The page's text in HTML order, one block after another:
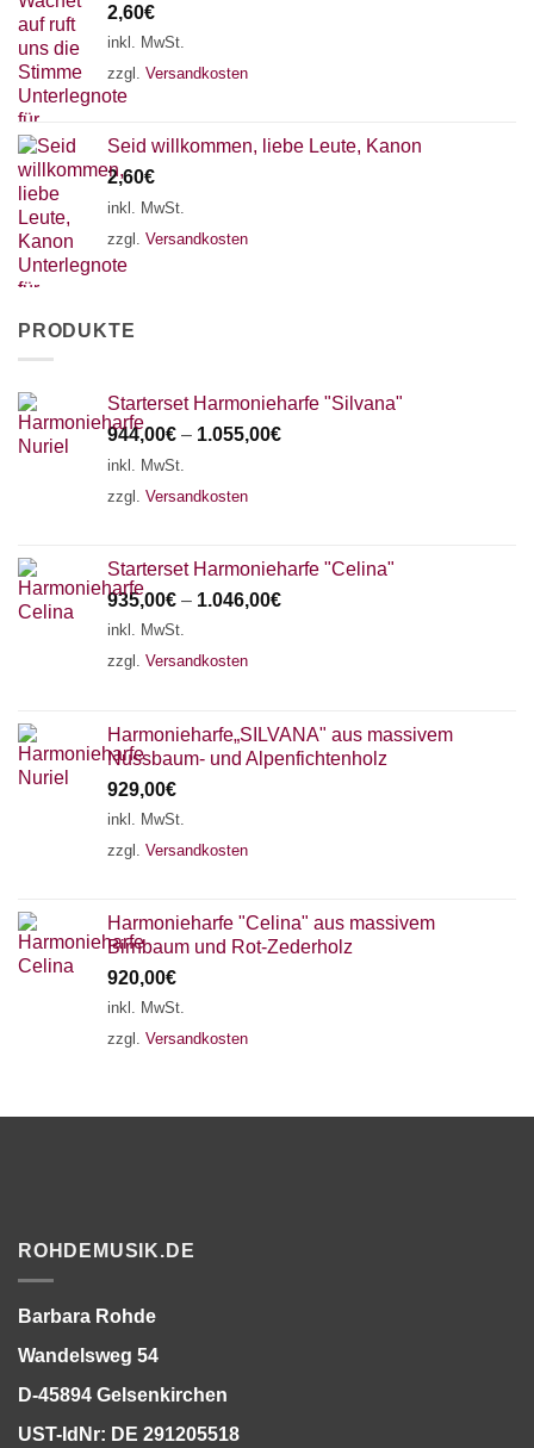
2,60€
inkl. MwSt.
zzgl. Versandkosten
Seid willkommen, liebe Leute, Kanon
2,60€
inkl. MwSt.
zzgl. Versandkosten
PRODUKTE
Starterset Harmonieharfe "Silvana"
944,00€ – 1.055,00€
inkl. MwSt.
zzgl. Versandkosten
Starterset Harmonieharfe "Celina"
935,00€ – 1.046,00€
inkl. MwSt.
zzgl. Versandkosten
Harmonieharfe„SILVANA" aus massivem
Nussbaum- und Alpenfichtenholz
929,00€
inkl. MwSt.
zzgl. Versandkosten
Harmonieharfe "Celina" aus massivem
Birnbaum und Rot-Zederholz
920,00€
inkl. MwSt.
zzgl. Versandkosten
ROHDEMUSIK.DE
Barbara Rohde
Wandelsweg 54
D-45894 Gelsenkirchen
UST-IdNr: DE 291205518